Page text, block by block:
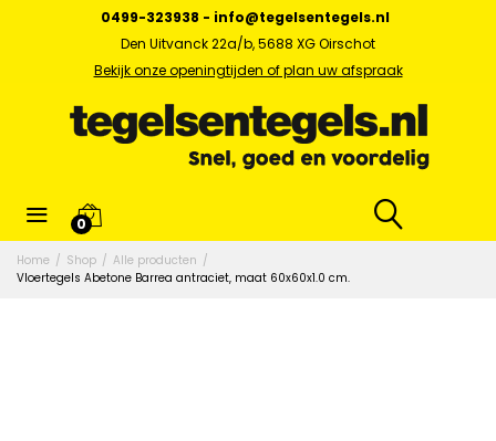
0499-323938 - info@tegelsentegels.nl
Den Uitvanck 22a/b, 5688 XG Oirschot
Bekijk onze openingtijden of plan uw afspraak
0
Home / Shop / Alle producten /
Vloertegels Abetone Barrea antraciet, maat 60x60x1.0 cm.